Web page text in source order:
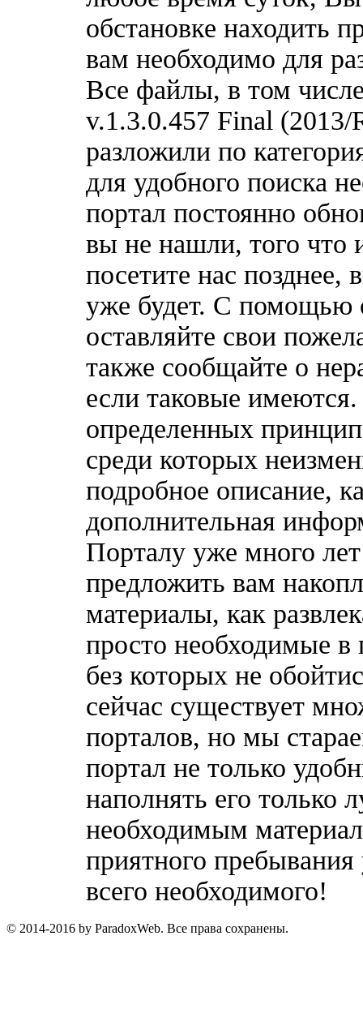
обстановке находить
вам необходимо для
Все файлы, в том
v.1.3.0.457 Final
разложили по
для удобного поиска
портал постоянно
вы не нашли, того что
посетите нас позднее,
уже будет. С помощью
оставляйте свои
также сообщайте о
если таковые
определенных
среди которых
подробное описание,
дополнительная
Порталу уже много
предложить вам
материалы, как
просто необходимые в
без которых не
сейчас существует
порталов, но мы
портал не только
наполнять его только
необходимым
приятного
всего необходимого!
© 2014-2016 by ParadoxWeb. Все права сохранены.